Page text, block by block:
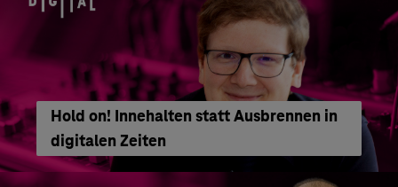
Hold on! Innehalten statt Ausbrennen in
digitalen Zeiten